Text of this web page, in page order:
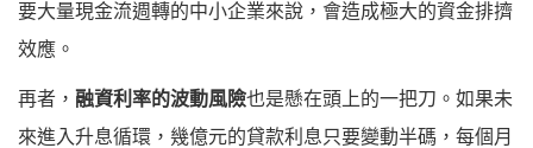
要大量現金流週轉的中小企業來說，會造成極大的資金排擠
效應。
再者， 融資利率的波動風險也是懸在頭上的一把刀。如果未
來進入升息循環，幾億元的貸款利息只要變動半碼，每個月